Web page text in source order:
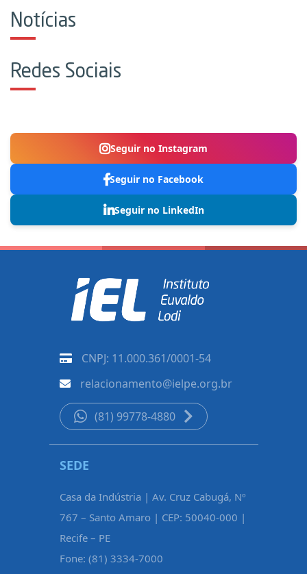
Notícias
Redes Sociais
Seguir no Instagram
Seguir no Facebook
Seguir no LinkedIn
CNPJ: 11.000.361/0001-54
relacionamento@ielpe.org.br
(81) 99778-4880
SEDE
Casa da Indústria | Av. Cruz Cabugá, Nº
767 – Santo Amaro | CEP: 50040-000 |
Recife – PE
Fone: (81) 3334-7000